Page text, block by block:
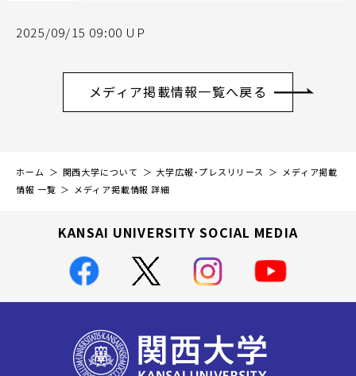
2025/09/15 09:00 UP
メディア掲載情報一覧へ戻る
ホーム 関西大学について 大学広報・プレスリリース
メディア掲載
情報 一覧
メディア掲載情報 詳細
KANSAI UNIVERSITY SOCIAL MEDIA